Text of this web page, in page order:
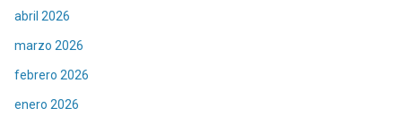
abril 2026
marzo 2026
febrero 2026
enero 2026